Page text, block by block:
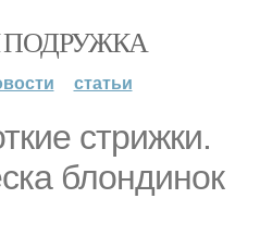
статьи
стрижки.
блондинок